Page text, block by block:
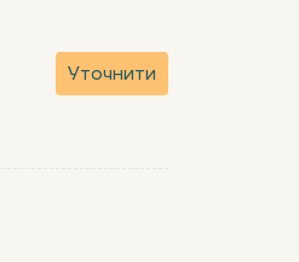
Уточнити